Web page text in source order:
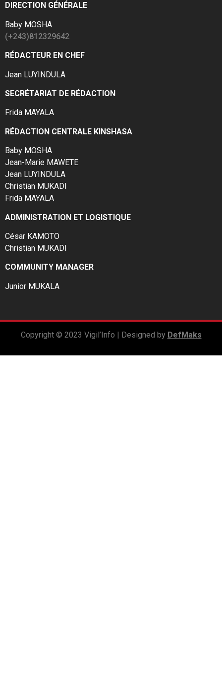
DIRECTION GÉNÉRALE
Baby MOSHA
(+243)812329642
RÉDACTEUR EN CHEF
Jean LUYINDULA
SECRÉTARIAT DE RÉDACTION
Frida MAYALA
RÉDACTION CENTRALE KINSHASA
Baby MOSHA
Jean-Marie MAWETE
Jean LUYINDULA
Christian MUKADI
Frida MAYALA
ADMINISTRATION ET LOGISTIQUE
César KAMOTO
Christian MUKADI
COMMUNITY MANAGER
Junior MUKALA
Copyright © 2023 Vigil’Info | Designed by DefMaks